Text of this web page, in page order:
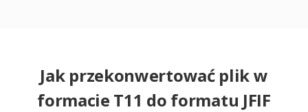
Jak przekonwertować plik w
formacie T11 do formatu JFIF